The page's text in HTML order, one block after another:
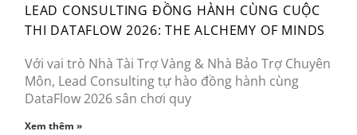
LEAD CONSULTING ĐỒNG HÀNH CÙNG CUỘC
THI DATAFLOW 2026: THE ALCHEMY OF MINDS
Với vai trò Nhà Tài Trợ Vàng & Nhà Bảo Trợ Chuyên
Môn, Lead Consulting tự hào đồng hành cùng
DataFlow 2026 sân chơi quy
Xem thêm »